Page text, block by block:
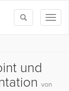
Toggle
search
und
von